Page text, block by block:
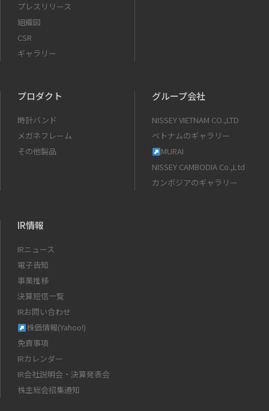
プレスリリース
組織図
CSR
ギャラリー
プロダクト
時計バンド
メガネフレーム
その他製品
グループ会社
NISSEY VIETNAM CO.,LTD
ベトナムのギャラリー
MURAI
NISSEY CAMBODIA Co.,Ltd
カンボジアのギャラリー
IR情報
IRニュース
電子告知
事業推移
決算短信一覧
IRお問い合わせ
株価情報(Yahoo!)
免責事項
IRカレンダー
IR会社説明会・決算発表会
株主総会招集通知